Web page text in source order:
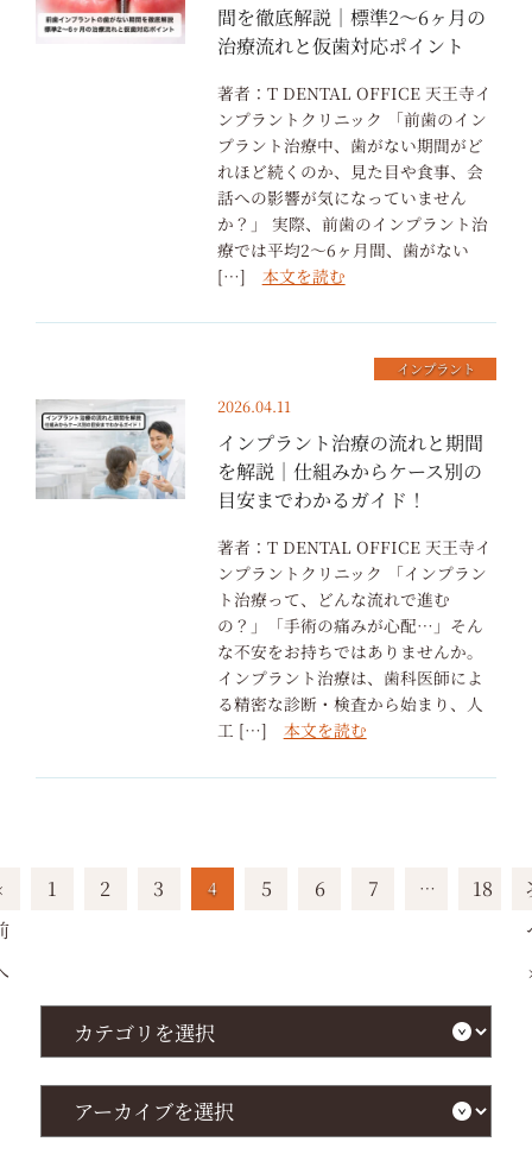
間を徹底解説｜標準2〜6ヶ月の
治療流れと仮歯対応ポイント
著者：T DENTAL OFFICE 天王寺イ
ンプラントクリニック 「前歯のイン
プラント治療中、歯がない期間がど
れほど続くのか、見た目や食事、会
話への影響が気になっていません
か？」 実際、前歯のインプラント治
療では平均2〜6ヶ月間、歯がない
[…] 本文を読む
2026.04.11
インプラント治療の流れと期間
を解説｜仕組みからケース別の
目安までわかるガイド！
著者：T DENTAL OFFICE 天王寺イ
ンプラントクリニック 「インプラン
ト治療って、どんな流れで進む
の？」「手術の痛みが心配…」そん
な不安をお持ちではありませんか。
インプラント治療は、歯科医師によ
る精密な診断・検査から始まり、人
工 […] 本文を読む
インプラント
1 2 3 4 5 6 7 … 18
カ
ゴ
を
ア
カ